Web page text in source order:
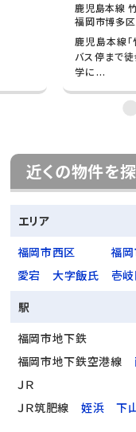
」が徒歩圏内に加え、宮園
博多エリアへの通勤・通
近くの物件を
エリア
福岡市西区
福岡
愛宕
大字飯氏
壱
駅
福岡市地下鉄
福岡市地下鉄空港線
ＪＲ
ＪＲ筑肥線
姪浜 下